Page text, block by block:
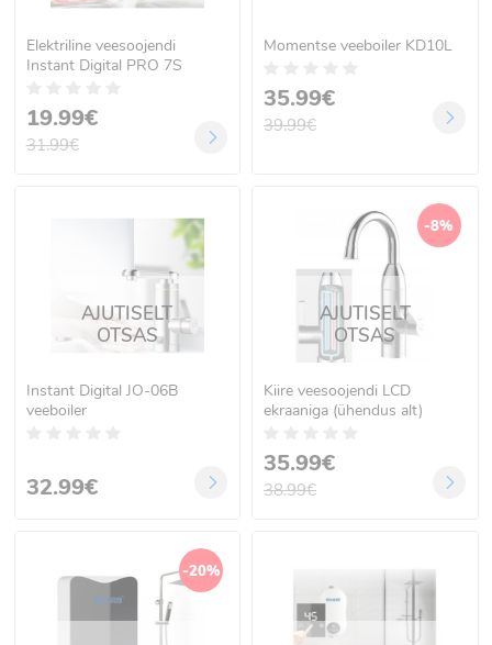
Elektriline veesoojendi
Instant Digital PRO 7S
19.99€
31.99€
Momentse veeboiler KD10L
35.99€
39.99€
AJUTISELT
OTSAS
Instant Digital JO-06B
veeboiler
32.99€
-8%
AJUTISELT
OTSAS
Kiire veesoojendi LCD
ekraaniga (ühendus alt)
35.99€
38.99€
-20%